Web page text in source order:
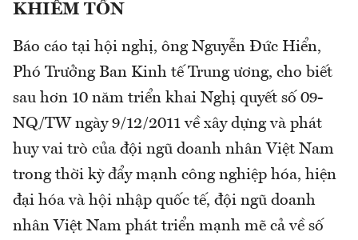
KHIÊM TỐN
Báo cáo tại hội nghị, ông Nguyễn Đức Hiển,
Phó Trưởng Ban Kinh tế Trung ương, cho biết
sau hơn 10 năm triển khai Nghị quyết số 09-
NQ/TW ngày 9/12/2011 về xây dựng và phát
huy vai trò của đội ngũ doanh nhân Việt Nam
trong thời kỳ đẩy mạnh công nghiệp hóa, hiện
đại hóa và hội nhập quốc tế, đội ngũ doanh
nhân Việt Nam phát triển mạnh mẽ cả về số